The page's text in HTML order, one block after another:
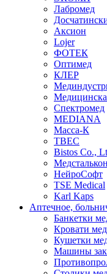
Лабромед
Аксион
Lojer
ФОТЕК
Оптимед
КЛЕР
Спектромед
MEDIANA
Масса-К
ТВЕС
Bistos Co.,
НейроСофт
TSE Medical
Karl Kaps
Аптечное,
Банкетки
Кровати
Кушетки
Машины